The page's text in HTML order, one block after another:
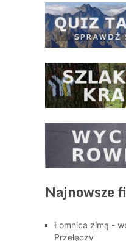
Najnowsze
Łomnica zimą -
Przełęczy